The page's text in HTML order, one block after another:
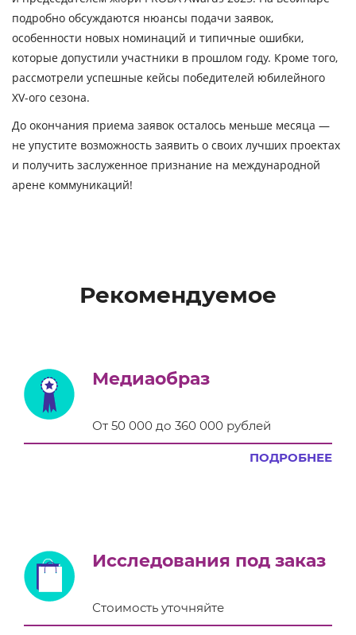
подробно обсуждаются нюансы подачи заявок,
особенности новых номинаций и типичные ошибки,
которые допустили участники в прошлом году. Кроме того,
рассмотрели успешные кейсы победителей юбилейного
XV-ого сезона.
До окончания приема заявок осталось меньше месяца —
не упустите возможность заявить о своих лучших проектах
и получить заслуженное признание на международной
арене коммуникаций!
Рекомендуемое
Медиаобраз
От 50 000 до 360 000 рублей
ПОДРОБНЕЕ
Исследования под заказ
Стоимость уточняйте